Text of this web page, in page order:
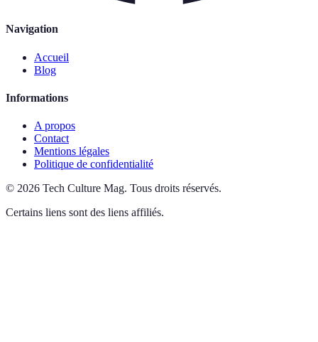
Navigation
Accueil
Blog
Informations
A propos
Contact
Mentions légales
Politique de confidentialité
© 2026 Tech Culture Mag. Tous droits réservés.
Certains liens sont des liens affiliés.